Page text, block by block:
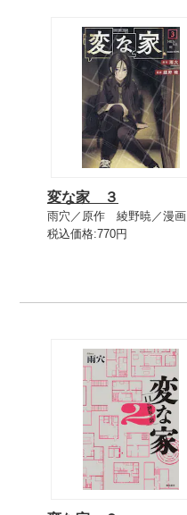
変な家 ３
雨穴／原作 綾野暁／漫画
税込価格:770円